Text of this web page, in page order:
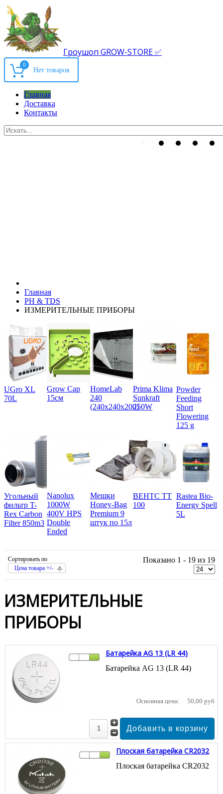
Гроушоп GROW-STORE ✅
0
Главная
Доставка
Контакты
Главная
PH & TDS
ИЗМЕРИТЕЛЬНЫЕ ПРИБОРЫ
UGro XL
70L
Grow Cap
15см
HomeLab
240
(240x240x200)
Prima Klima
Sunkraft
250W
Powder
Feeding
Short
Flowering
125 g
Угольный
фильтр T-
Rex Carbon
Filter 850m3
Nanolux
1000W
400V HPS
Double
Ended
Мешки
Honey-Bag
Premium 9
штук по 15л
ВЕНТС ТТ
100
Rastea Bio-
Energy Spell
5L
Сортировать по
Цена товара +/-
Показано 1 - 19 из 19
ИЗМЕРИТЕЛЬНЫЕ
ПРИБОРЫ
Батарейка AG 13 (LR 44)
Батарейка AG 13 (LR 44)
Основная цена: 50,00 руб
Плоская батарейка CR2032
Плоская батарейка CR2032